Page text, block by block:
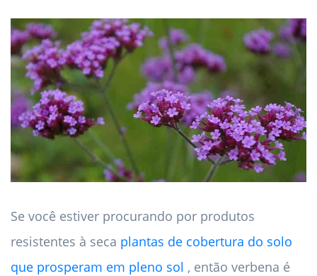
Se você estiver procurando por produtos
resistentes à seca plantas de cobertura do solo
que prosperam em pleno sol , então verbena é